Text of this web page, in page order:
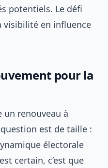
potentiels. Le défi
visibilité en influence
pour la
un renouveau à
est de taille :
électorale
certain, c’est que